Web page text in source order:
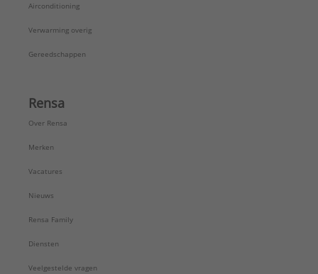
Airconditioning
Verwarming overig
Gereedschappen
Rensa
Over Rensa
Merken
Vacatures
Nieuws
Rensa Family
Diensten
Veelgestelde vragen